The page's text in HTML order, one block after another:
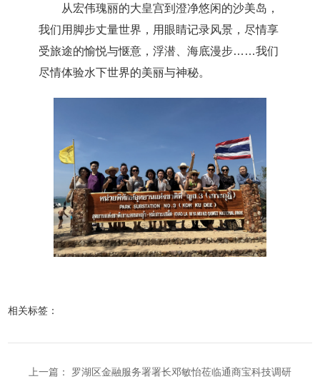
从宏伟瑰丽的大皇宫到澄净悠闲的沙美岛，
我们用脚步丈量世界，用眼睛记录风景，尽情享
受旅途的愉悦与惬意，浮潜、海底漫步……我们
尽情体验水下世界的美丽与神秘。
相关标签：
上一篇： 罗湖区金融服务署署长邓敏怡莅临通商宝科技调研